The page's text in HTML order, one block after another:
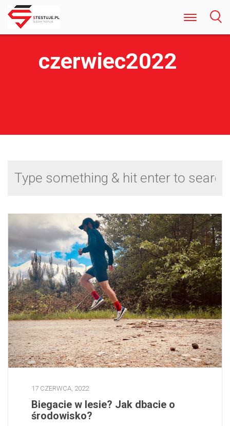
Odkryj Najlepsze Darmowe Gry Kasynowe Online w Polsce
czerwiec2022
17 CZERWCA, 2022
Biegacie w lesie? Jak dbacie o
środowisko?